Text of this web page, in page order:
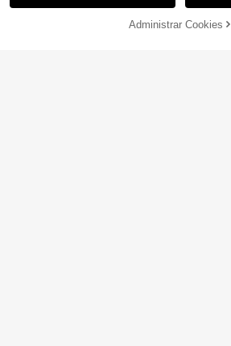
¡41% DE DESCUENTO!
Administrar Cookies